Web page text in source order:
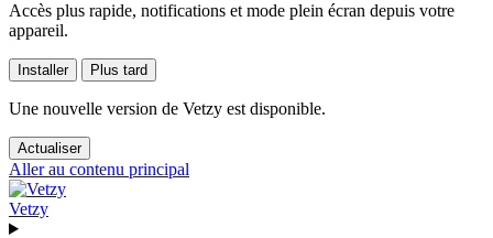
Accès plus rapide, notifications et mode plein écran depuis votre
appareil.
Installer Plus tard
Une nouvelle version de Vetzy est disponible.
Actualiser
Aller au contenu principal
Vetzy